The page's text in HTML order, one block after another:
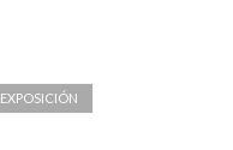
EXPOSICIÓN